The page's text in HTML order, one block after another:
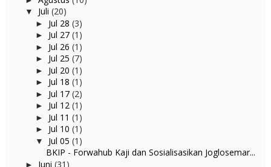
▼ Juli (20)
► Jul 28 (3)
► Jul 27 (1)
► Jul 26 (1)
► Jul 25 (7)
► Jul 20 (1)
► Jul 18 (1)
► Jul 17 (2)
► Jul 12 (1)
► Jul 11 (1)
► Jul 10 (1)
▼ Jul 05 (1)
BKIP - Forwahub Kaji dan Sosialisasikan Joglosemar...
► Juni (31)